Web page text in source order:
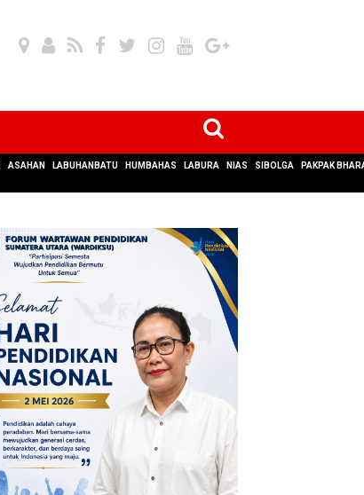
ASAHAN LABUHANBATU HUMBAHAS LABURA NIAS SIBOLGA PAKPAK